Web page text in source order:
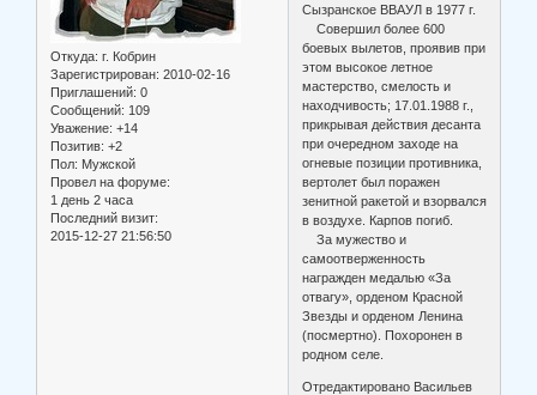
Откуда: г. Кобрин
Зарегистрирован: 2010-02-16
Приглашений: 0
Сообщений: 109
Уважение: +14
Позитив: +2
Пол: Мужской
Провел на форуме:
1 день 2 часа
Последний визит:
2015-12-27 21:56:50
Сызранское ВВАУЛ в 1977 г.
Совершил более 600
боевых вылетов, проявив при
этом высокое летное
мастерство, смелость и
находчивость; 17.01.1988 г.,
прикрывая действия десанта
при очередном заходе на
огневые позиции противника,
вертолет был поражен
зенитной ракетой и взорвался
в воздухе. Карпов погиб.
За мужество и
самоотверженность
награжден медалью «За
отвагу», орденом Красной
Звезды и орденом Ленина
(посмертно). Похоронен в
родном селе.
Отредактировано Васильев